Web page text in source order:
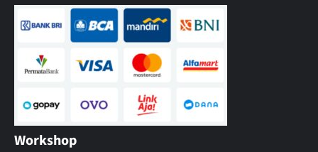
Workshop